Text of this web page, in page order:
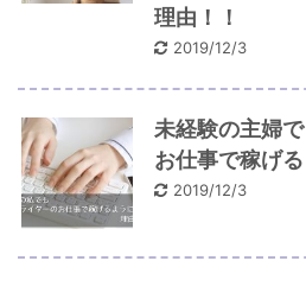
理由！！
2019/12/3
未経験の主婦
お仕事で稼げ
2019/12/3